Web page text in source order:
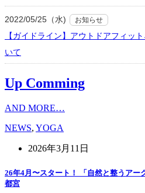
2022/05/25（水) お知らせ
【ガイドライン】アウトドアフィッ
いて
Up Comming
AND MORE…
NEWS, YOGA
2026年3月11日
26年4月〜スタート！ 「自然と整うアー
都宮